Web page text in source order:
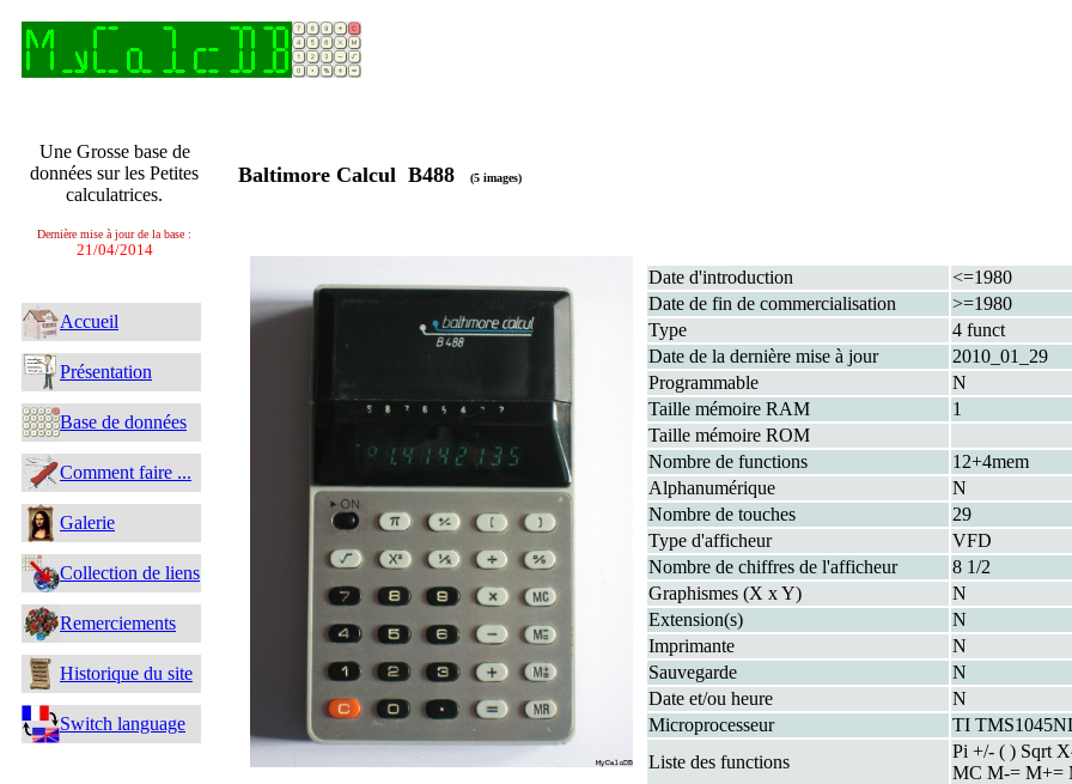
Une Grosse base de
données sur les Petites
calculatrices.
Dernière mise à jour de la base :
21/04/2014
Accueil
Présentation
Base de données
Comment faire ...
Galerie
Collection de liens
Remerciements
Historique du site
Switch language
Baltimore Calcul B488 (5 images)
Date d'introduction
<=1980
Date de fin de commercialisation
>=1980
Type
4 funct
Date de la dernière mise à jour
2010_01_29
Programmable
N
Taille mémoire RAM
1
Taille mémoire ROM
Nombre de functions
12+4mem
Alphanumérique
N
Nombre de touches
29
Type d'afficheur
VFD
Nombre de chiffres de l'afficheur
8 1/2
Graphismes (X x Y)
N
Extension(s)
N
Imprimante
N
Sauvegarde
N
Date et/ou heure
N
Microprocesseur
TI
Liste des functions
Pi +/- ( ) Sqrt
MC M-= M+=